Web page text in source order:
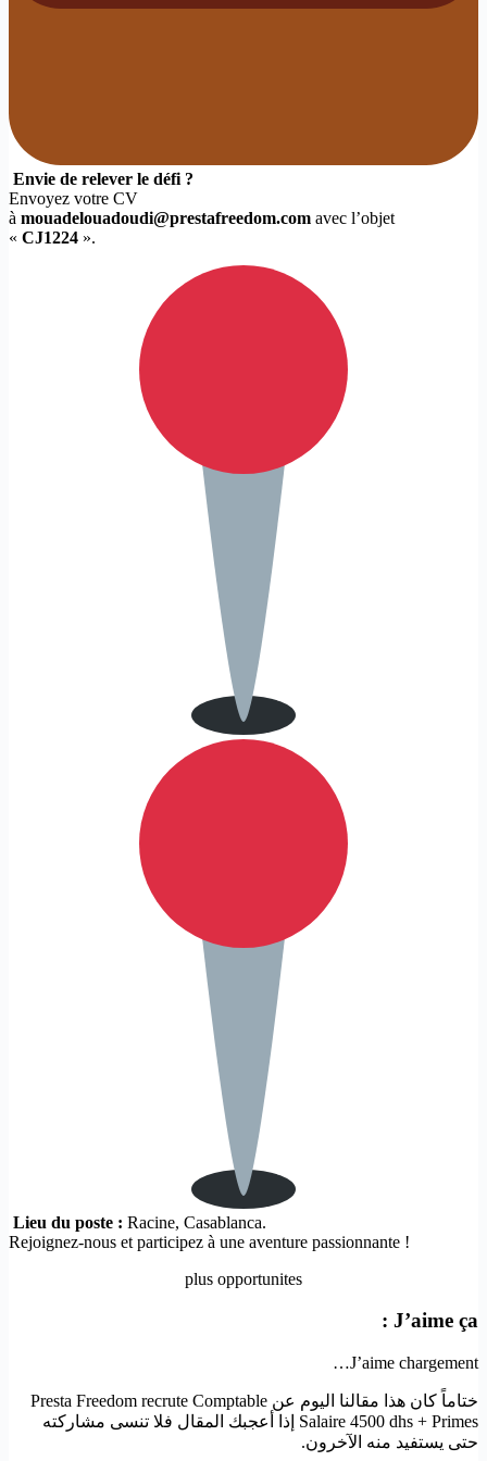
Envie de relever le défi ?
Envoyez votre CV
à mouadelouadoudi@prestafreedom.com avec l’objet
« CJ1224 ».
Lieu du poste : Racine, Casablanca.
Rejoignez-nous et participez à une aventure passionnante !
plus opportunites
J’aime ça :
J’aime chargement…
ختاماً كان هذا مقالنا اليوم عن Presta Freedom recrute Comptable
Salaire 4500 dhs + Primes إذا أعجبك المقال فلا تنسى مشاركته
حتى يستفيد منه الآخرون.